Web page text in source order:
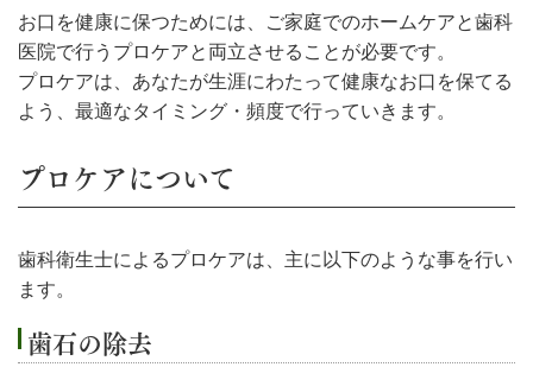
お口を健康に保つためには、ご家庭でのホームケアと歯科
医院で行うプロケアと両立させることが必要です。
プロケアは、あなたが生涯にわたって健康なお口を保てる
よう、最適なタイミング・頻度で行っていきます。
プロケアについて
歯科衛生士によるプロケアは、主に以下のような事を行い
ます。
歯石の除去